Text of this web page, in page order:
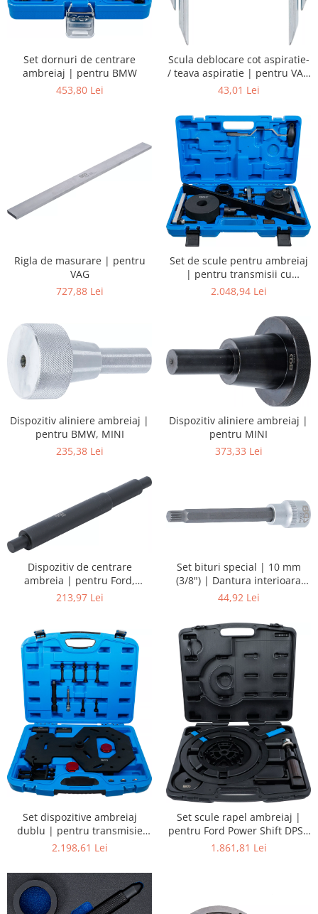
Set dornuri de centrare
ambreiaj | pentru BMW
453,80 Lei
Scula deblocare cot aspiratie-
/ teava aspiratie | pentru VAG
| 2 piese
43,01 Lei
Rigla de masurare | pentru
VAG
727,88 Lei
Set de scule pentru ambreiaj
| pentru transmisii cu
ambreiaj dublu VAG DSG
2.048,94 Lei
Dispozitiv aliniere ambreiaj |
pentru BMW, MINI
235,38 Lei
Dispozitiv aliniere ambreiaj |
pentru MINI
373,33 Lei
Dispozitiv de centrare
ambreia | pentru Ford,
Jaguar, Land Rover, Peugeot,
213,97 Lei
Set bituri special | 10 mm
(3/8") | Dantura interioara
multipla (pentru XZN) |
/ 6DCT250
44,92 Lei
Set dispozitive ambreiaj
dublu | pentru transmisie
Ford Power Shift
2.198,61 Lei
Set scule rapel ambreiaj |
pentru Ford Power Shift DPS6
/ 6DCT250
1.861,81 Lei